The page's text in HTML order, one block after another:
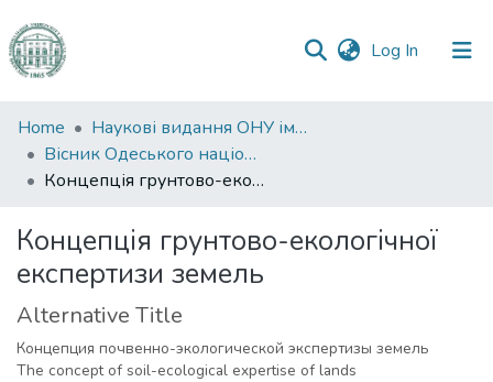
Log In (current)
Communities
&
Collections
Statistics
Home
Наукові видання ОНУ імені І. І. Мечникова
Вісник Одеського національного університету. Географічні та геологічні науки
Концепція грунтово-екологічної експертизи земель
Концепція грунтово-екологічної
експертизи земель
Alternative Title
Концепция почвенно-экологической экспертизы земель
The concept of soil-ecological expertise of lands